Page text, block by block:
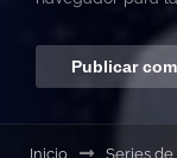
Inicio Series de